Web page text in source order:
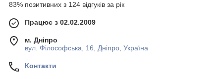
83% позитивних з 124 відгуків за рік
Працює з 02.02.2009
м. Дніпро
вул. Філософська, 16, Дніпро, Україна
Контакти